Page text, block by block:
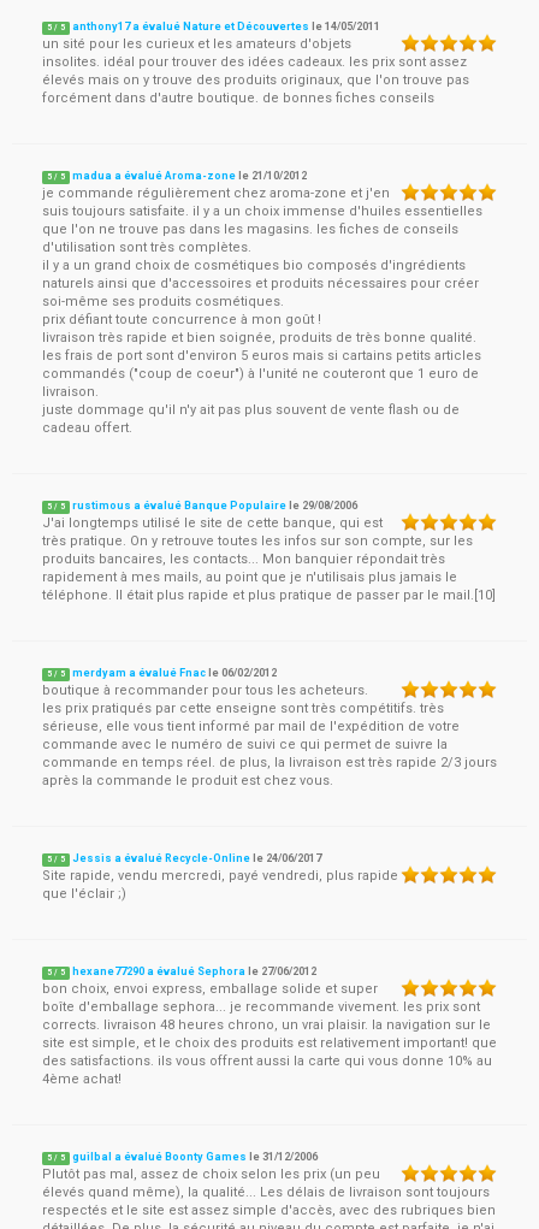
5 / 5 anthony17 a évalué Nature et Découvertes le14/05/2011
un sité pour les curieux et les amateurs d'objets
insolites. idéal pour trouver des idées cadeaux. les prix sont assez
élevés mais on y trouve des produits originaux, que l'on trouve pas
forcément dans d'autre boutique. de bonnes fiches conseils
5 / 5 madua a évalué Aroma-zone le 21/10/2012
je commande régulièrement chez aroma-zone et j'en
suis toujours satisfaite. il y a un choix immense d'huiles essentielles
que l'on ne trouve pas dans les magasins. les fiches de conseils
d'utilisation sont très complètes.
il y a un grand choix de cosmétiques bio composés d'ingrédients
naturels ainsi que d'accessoires et produits nécessaires pour créer
soi-même ses produits cosmétiques.
prix défiant toute concurrence à mon goût !
livraison très rapide et bien soignée, produits de très bonne qualité.
les frais de port sont d'environ 5 euros mais si cartains petits articles
commandés ("coup de coeur") à l'unité ne couteront que 1 euro de
livraison.
juste dommage qu'il n'y ait pas plus souvent de vente flash ou de
cadeau offert.
5 / 5 rustimous a évalué Banque Populaire le 29/08/2006
J'ai longtemps utilisé le site de cette banque, qui est
très pratique. On y retrouve toutes les infos sur son compte, sur les
produits bancaires, les contacts... Mon banquier répondait très
rapidement à mes mails, au point que je n'utilisais plus jamais le
téléphone. Il était plus rapide et plus pratique de passer par le mail.[10]
5 / 5 merdyam a évalué Fnac le06/02/2012
boutique à recommander pour tous les acheteurs.
les prix pratiqués par cette enseigne sont très compétitifs. très
sérieuse, elle vous tient informé par mail de l'expédition de votre
commande avec le numéro de suivi ce qui permet de suivre la
commande en temps réel. de plus, la livraison est très rapide 2/3 jours
après la commande le produit est chez vous.
5 / 5 Jessis a évalué Recycle-Online le 24/06/2017
Site rapide, vendu mercredi, payé vendredi, plus rapide
que l'éclair ;)
5 / 5 hexane77290 a évalué Sephora le 27/06/2012
bon choix, envoi express, emballage solide et super
boîte d'emballage sephora... je recommande vivement. les prix sont
corrects. livraison 48 heures chrono, un vrai plaisir. la navigation sur le
site est simple, et le choix des produits est relativement important! que
des satisfactions. ils vous offrent aussi la carte qui vous donne 10% au
4ème achat!
5 / 5 guilbal a évalué Boonty Games le31/12/2006
Plutôt pas mal, assez de choix selon les prix (un peu
élevés quand même), la qualité... Les délais de livraison sont toujours
respectés et le site est assez simple d'accès, avec des rubriques bien